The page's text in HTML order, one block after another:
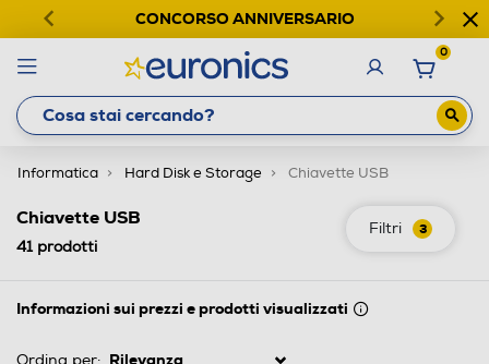
CONCORSO ANNIVERSARIO
0
Informatica Hard Disk e Storage Chiavette USB
Filtri 3
Chiavette USB
41prodotti
Informazioni sui prezzi e prodotti visualizzati
Ordina per: